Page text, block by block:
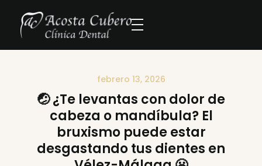
febrero 13, 2026
🤕 ¿Te levantas con dolor de
cabeza o mandíbula? El
bruxismo puede estar
desgastando tus dientes en